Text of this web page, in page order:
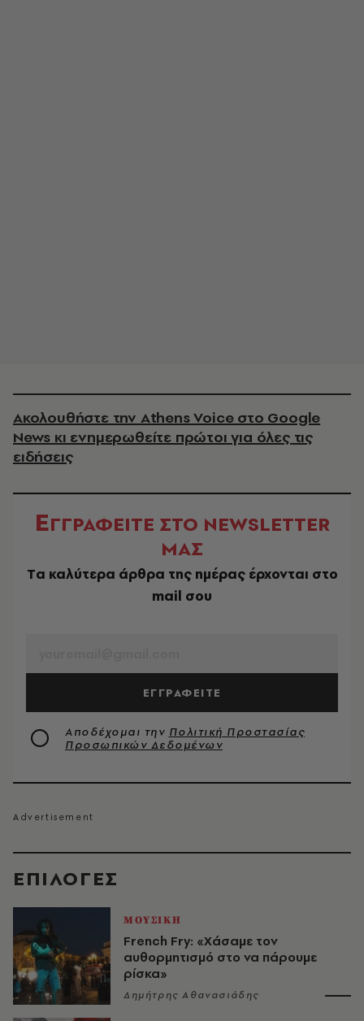
EΠΙΛΟΓΈΣ
ΜΟΥΣΙΚΗ
French Fry: «Χάσαμε τον
αυθορμητισμό στο να πάρουμε
ρίσκα»
Δημήτρης Αθανασιάδης
Ακολουθήστε την Athens Voice στο Google
News κι ενημερωθείτε πρώτοι για όλες τις
ειδήσεις
ΕΓΓΡΑΦΕΙΤΕ ΣΤΟ NEWSLETTER
ΜΑΣ
Tα καλύτερα άρθρα της ημέρας έρχονται στο
mail σου
ΕΓΓΡΑΦΕΙΤΕ
Αποδέχομαι την Πολιτική Προστασίας
Προσωπικών Δεδομένων